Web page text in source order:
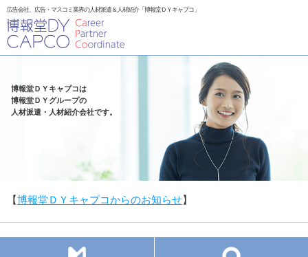
広告会社、広告・マスコミ業界の人材派遣＆人材紹介「博報堂ＤＹキャプコ」
博報堂ＤＹキャプコは
博報堂ＤＹグループの
人材派遣・人材紹介会社です。
【博報堂ＤＹキャプコからのお知らせ】